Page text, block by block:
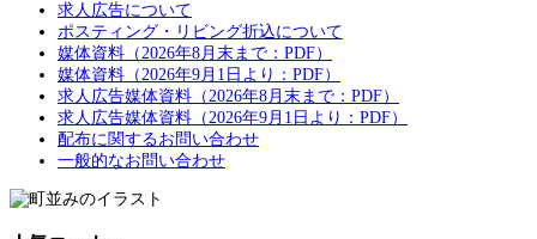
求人広告について
ポスティング・リビング折込について
媒体資料（2026年8月末まで：PDF）
媒体資料（2026年9月1日より：PDF）
求人広告媒体資料（2026年8月末まで：PDF）
求人広告媒体資料（2026年9月1日より：PDF）
配布に関するお問い合わせ
一般的なお問い合わせ